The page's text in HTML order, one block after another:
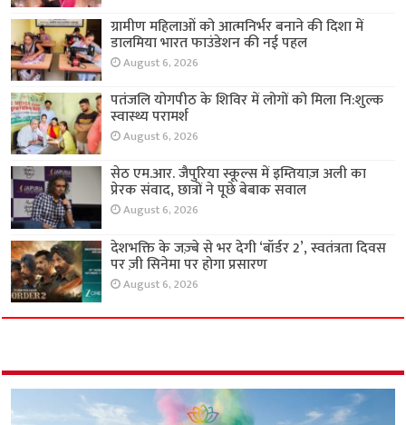
ग्रामीण महिलाओं को आत्मनिर्भर बनाने की दिशा में
डालमिया भारत फाउंडेशन की नई पहल
August 6, 2026
पतंजलि योगपीठ के शिविर में लोगों को मिला नि:शुल्क
स्वास्थ्य परामर्श
August 6, 2026
सेठ एम.आर. जैपुरिया स्कूल्स में इम्तियाज़ अली का
प्रेरक संवाद, छात्रों ने पूछे बेबाक सवाल
August 6, 2026
देशभक्ति के जज़्बे से भर देगी ‘बॉर्डर 2’, स्वतंत्रता दिवस
पर ज़ी सिनेमा पर होगा प्रसारण
August 6, 2026